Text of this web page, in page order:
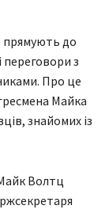
прямують до
переговори з
Про це
Майка
знайомих із
Волтц